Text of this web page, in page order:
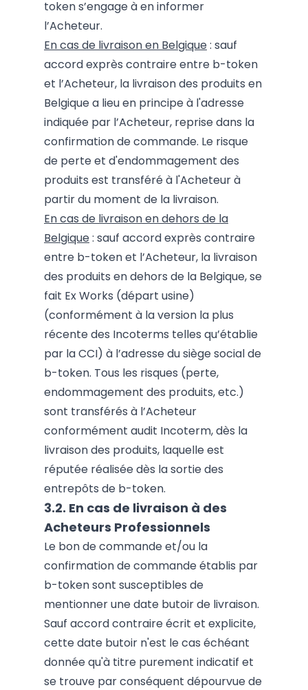
token s’engage à en informer
l’Acheteur.
En cas de livraison en Belgique: sauf
accord exprès contraire entre b-token
et l’Acheteur, la livraison des produits en
Belgique a lieu en principe à l'adresse
indiquée par l’Acheteur, reprise dans la
confirmation de commande. Le risque
de perte et d'endommagement des
produits est transféré à l'Acheteur à
partir du moment de la livraison.
En cas de livraison en dehors de la
Belgique: sauf accord exprès contraire
entre b-token et l’Acheteur, la livraison
des produits en dehors de la Belgique, se
fait Ex Works (départ usine)
(conformément à la version la plus
récente des Incoterms telles qu’établie
par la CCI) à l’adresse du siège social de
b-token. Tous les risques (perte,
endommagement des produits, etc.)
sont transférés à l’Acheteur
conformément audit Incoterm, dès la
livraison des produits, laquelle est
réputée réalisée dès la sortie des
entrepôts de b-token.
3.2. En cas de livraison à des
Acheteurs Professionnels
Le bon de commande et/ou la
confirmation de commande établis par
b-token sont susceptibles de
mentionner une date butoir de livraison.
Sauf accord contraire écrit et explicite,
cette date butoir n'est le cas échéant
donnée qu'à titre purement indicatif et
se trouve par conséquent dépourvue de